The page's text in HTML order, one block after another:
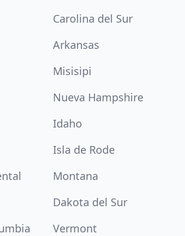
Carolina del Sur
Arkansas
Misisipi
Nueva Hampshire
Idaho
Isla de Rode
Montana
Dakota del Sur
Vermont